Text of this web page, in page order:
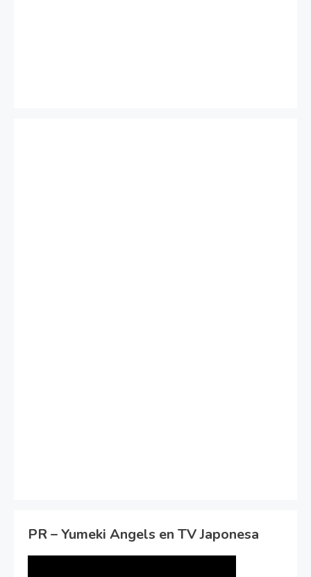
PR – Yumeki Angels en TV Japonesa